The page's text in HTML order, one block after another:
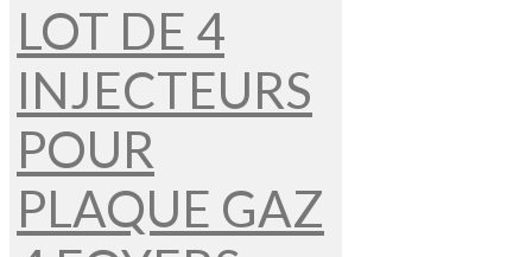
LOT DE 4
INJECTEURS
POUR
PLAQUE GAZ